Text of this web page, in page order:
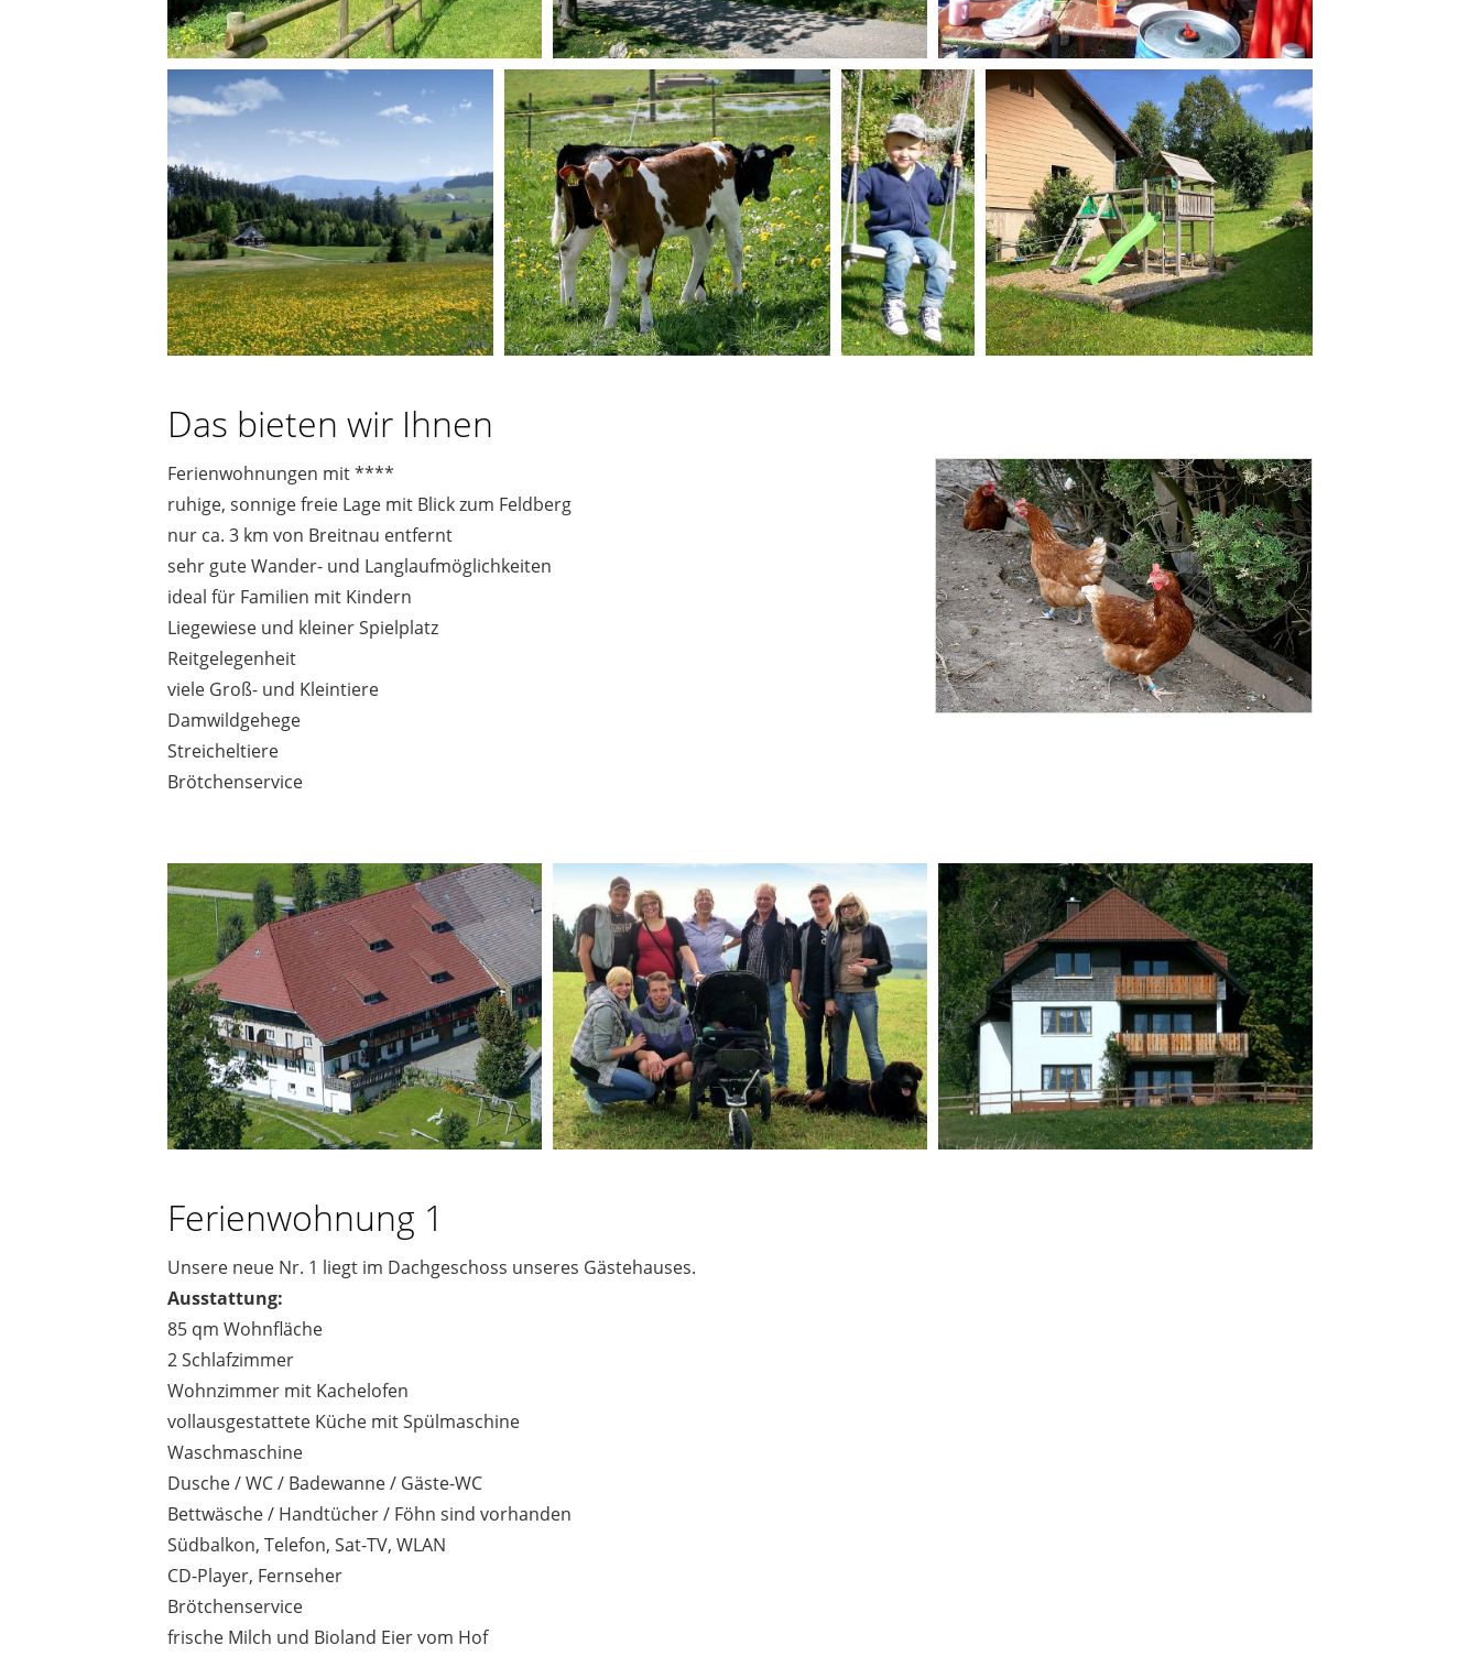
Das bieten wir Ihnen
Ferienwohnungen mit ****
ruhige, sonnige freie Lage mit Blick zum Feldberg
nur ca. 3 km von Breitnau entfernt
sehr gute Wander- und Langlaufmöglichkeiten
ideal für Familien mit Kindern
Liegewiese und kleiner Spielplatz
Reitgelegenheit
viele Groß- und Kleintiere
Damwildgehege
Streicheltiere
Brötchenservice
Ferienwohnung 1
Unsere neue Nr. 1 liegt im Dachgeschoss unseres Gästehauses.
Ausstattung:
85 qm Wohnfläche
2 Schlafzimmer
Wohnzimmer mit Kachelofen
vollausgestattete Küche mit Spülmaschine
Waschmaschine
Dusche / WC / Badewanne / Gäste-WC
Bettwäsche / Handtücher / Föhn sind vorhanden
Südbalkon, Telefon, Sat-TV, WLAN
CD-Player, Fernseher
Brötchenservice
frische Milch und Bioland Eier vom Hof